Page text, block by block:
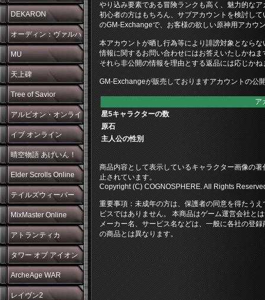
DEKARON
オーディン：ヴァルハ
ラ・ライジング
MU
天上碑
Tree of Savior
アルビオン・オンライ
ン
イブ オンライン
晴空物語 あげいん！
Elder Scrolls Online
テイルズウィーバー
MixMaster Online
アトランティカ
タワー オブ アイオン
ArcheAge WAR
レイヴン2
やり込み要素である冒険ランクも高く、魅力的な
初心者の方はもちろん、サブアカウントを検討し
のGM-Exchangeで、お客様の欲しい原神用アカウ
本アカウントが晒し行為等により誹謗対象となら
情報に関するお問い合わせにはお答えいたしかねま
それら非公開の情報を理由とする返品には応じか
GM-Exchangeが販売しておりますアカウントの公
ア
星5キャラクターの数
原石
主人公の性別
商品内容として表示しているキャラクター画像の
止されています。
Copyright (C) COGNOSPHERE. All Rights
重要事項：未成年の方は、保護者の同意を得たう
ビスではありません。 本商品はゲーム運営会社と
メーカー名、サービス名などは、一般に各社の登
の商品とは異なります。